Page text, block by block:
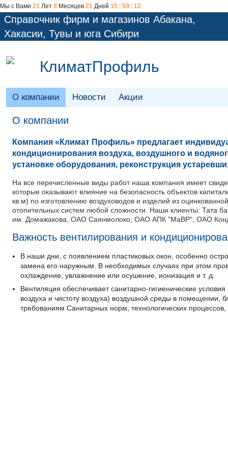
Мы с Вами 21 Лет 8 Месяцев 21 Дней 15 : 59 : 13
Справочник фирм и магазинов Абакана,
Хакасии, Тувы и юга Сибири
КлиматПрофиль
О компании Новости Акции
О компании
Компания «Климат Профиль» предлагает
кондиционирования воздуха, воздушного и
установке оборудования, реконструкция
На все перечисленные виды работ наша компания имеет
которые оказывают влияние на безопасность объектов
кв.м) по изготовлению воздуховодов и изделий из
отопительных систем любой сложности. Наши клиенты: Тата
им. Домажакова, ОАО Саянмолоко, ОАО АПК "МаВР", ОАО
Важность вентилирования и
В наши дни, с появлением пластиковых окон, особенно
замена его наружным. В необходимых случаях при этом
охлаждение, увлажнение или осушение, ионизация и т. д.
Вентиляция обеспечивает санитарно-гигиенические
воздуха и чистоту воздуха) воздушной среды в помещении,
требованиям Санитарных норм, технологических